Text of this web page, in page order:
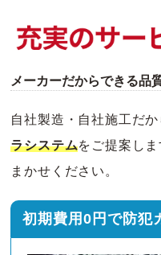
メーカーだからできる品
自社製造・自社施工だか
ラシステムをご提案し
まかせください。
初期費用0円で防犯